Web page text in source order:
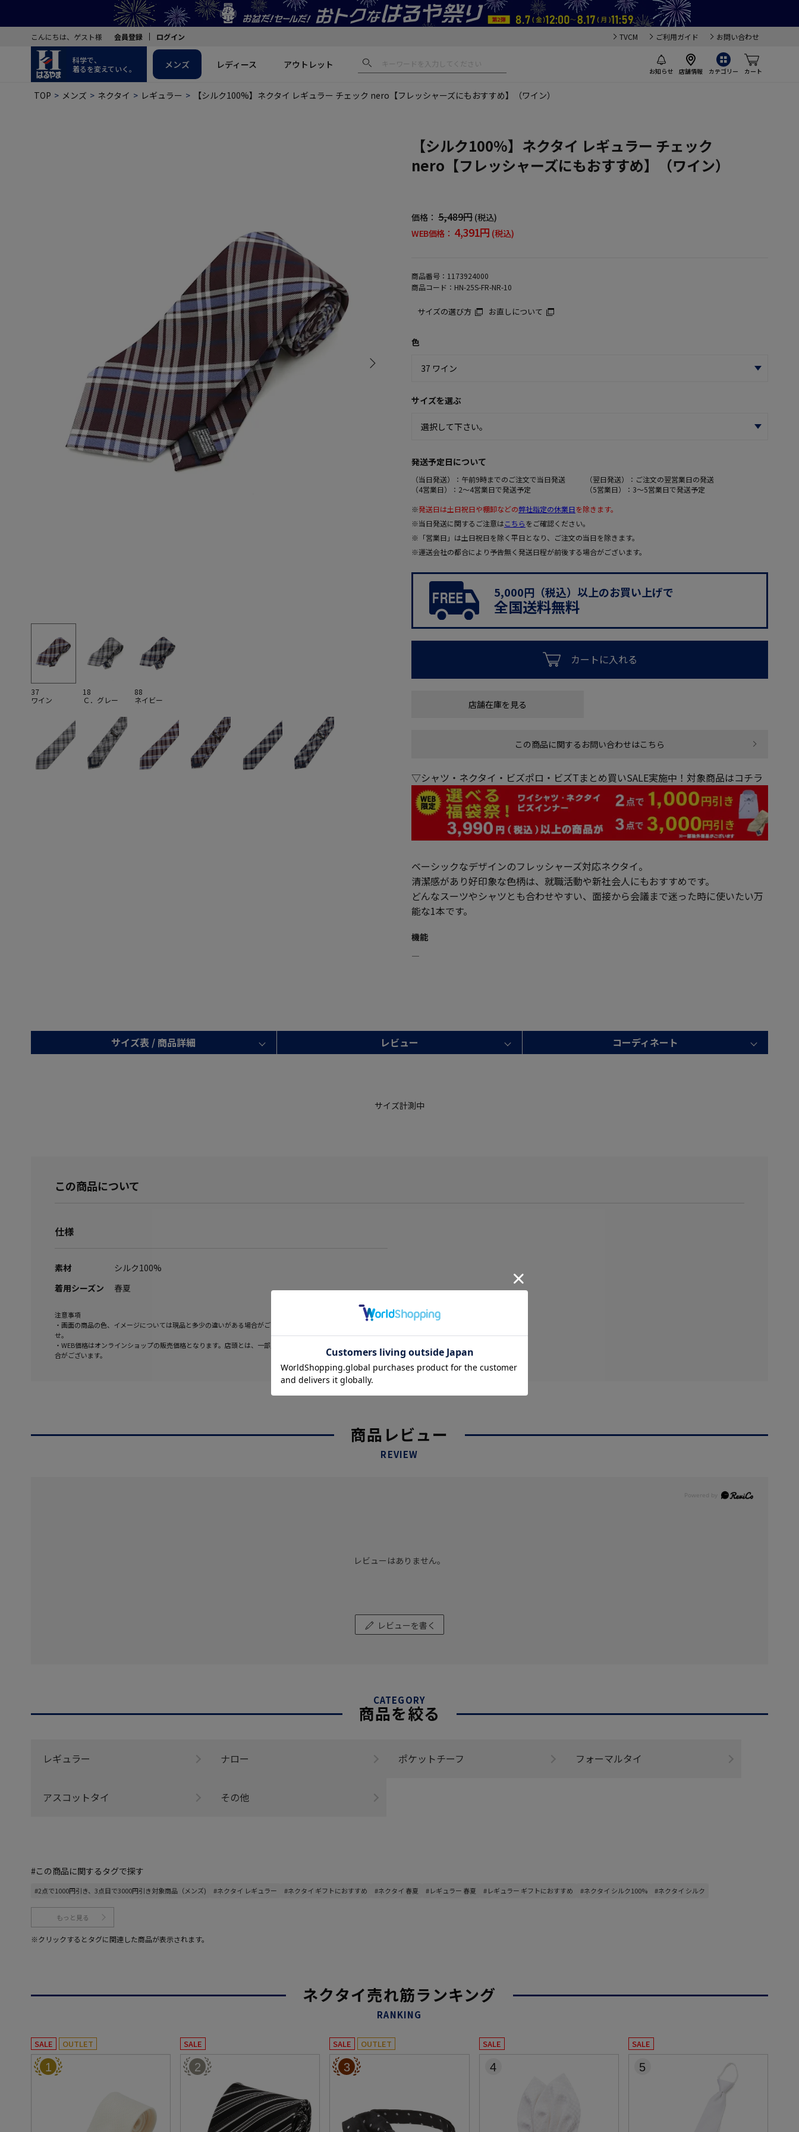
こんにちは、ゲスト様 会員登録 ログイン TVCM ご利用ガイド お問い合わせ
科学で、
着るを変えていく。
お知らせ 店舗情報 カテゴリー カート
メンズ レディース アウトレット
TOP メンズ ネクタイ レギュラー 【シルク100%】ネクタイ レギュラー チェック nero【フレッシャーズにもおすすめ】（ワイン）
37
ワイン
18
Ｃ．グレー
88
ネイビー
【シルク100%】ネクタイ レギュラー チェック
nero【フレッシャーズにもおすすめ】（ワイン）
価格： 5,489円 (税込)
WEB価格： 4,391円 (税込)
商品番号： 1173924000
商品コード： HN-25S-FR-NR-10
サイズの選び方 お直しについて
色
サイズを選ぶ
発送予定日について
（当日発送）：午前9時までのご注文で当日発送
（翌日発送）：ご注文の翌営業日の発送
（4営業日）：2～4営業日で発送予定
（5営業日）：3～5営業日で発送予定
※発送日は土日祝日や棚卸などの弊社指定の休業日を除きます。
※当日発送に関するご注意はこちらをご確認ください。
※「営業日」は土日祝日を除く平日となり、ご注文の当日を除きます。
※運送会社の都合により予告無く発送日程が前後する場合がございます。
5,000円（税込）以上のお買い上げで
全国送料無料
カートに入れる
店舗在庫を見る
この商品に関するお問い合わせはこちら
▽シャツ・ネクタイ・ビズポロ・ビズTまとめ買いSALE実施中！対象商品はコチラ
ベーシックなデザインのフレッシャーズ対応ネクタイ。
清潔感があり好印象な色柄は、就職活動や新社会人にもおすすめです。
どんなスーツやシャツとも合わせやすい、面接から会議まで迷った時に使いたい万
能な1本です。
機能
―
サイズ表 / 商品詳細 レビュー コーディネート
サイズ計測中
この商品について
仕様
素材
シルク100%
着用シーズン
春夏
注意事項
・画面の商品の色、イメージについては現品と多少の違いがある場合がございますが、予めご了承くださいま
せ。
・WEB価格はオンラインショップの販売価格となります。店頭とは、一部販売価格およびセール内容が異なる場
合がございます。
商品レビュー
REVIEW
レビューはありません。
レビューを書く
CATEGORY
商品を絞る
レギュラー ナロー ポケットチーフ フォーマルタイ
アスコットタイ その他
#この商品に関するタグで探す
#2点で1000円引き、3点目で3000円引き対象商品（メンズ) #ネクタイ レギュラー #ネクタイ ギフトにおすすめ #ネクタイ 春夏 #レギュラー 春夏 #レギュラー ギフトにおすすめ #ネクタイ シルク100% #ネクタイ シルク
もっと見る
※クリックするとタグに関連した商品が表示されます。
ネクタイ売れ筋ランキング
RANKING
SALE OUTLET
1
SALE
2
SALE OUTLET
3
SALE
4
SALE
5